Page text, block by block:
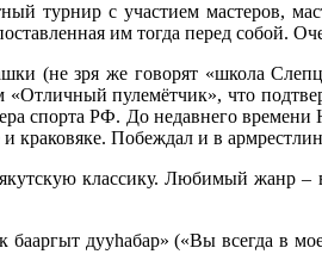
с участием мастеров,
им тогда перед собой.
(не зря же говорят «школа
пулемётчик», что
спорта РФ. До недавнего
и краковяке. Побеждал и в
классику. Любимый жанр –
дууһабар» («Вы всегда в